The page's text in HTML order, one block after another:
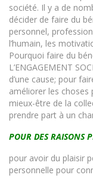
société. Il y a de
décider de faire du
personnel,
l’humain, les
Pourquoi faire du
L’ENGAGEMENT
d’une cause; pour
améliorer les choses
mieux-être de la
prendre part à un
POUR DES RAISONS
pour avoir du plaisir
personnelle pour